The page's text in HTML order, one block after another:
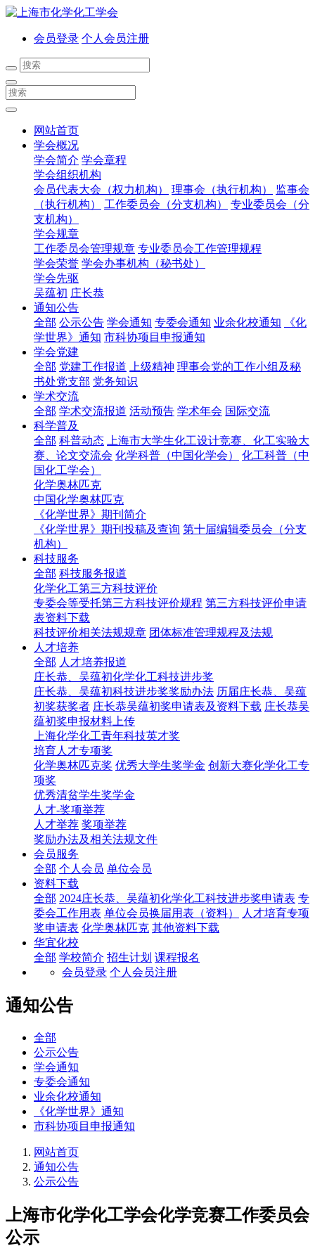
会员登录 个人会员注册
网站首页
学会概况
学会简介 学会章程
学会组织机构
会员代表大会（权力机构）
理事会（执行机构）
监事会
（执行机构）
工作委员会（分支机构）
专业委员会（分
支机构）
学会规章
工作委员会管理规章 专业委员会工作管理规程
学会荣誉 学会办事机构（秘书处）
学会先驱
吴蕴初 庄长恭
通知公告
全部 公示公告 学会通知 专委会通知 业余化校通知
《化
学世界》通知 市科协项目申报通知
学会党建
全部 党建工作报道 上级精神 理事会党的工作小组及秘
书处党支部 党务知识
学术交流
全部 学术交流报道 活动预告 学术年会 国际交流
科学普及
全部 科普动态
上海市大学生化工设计竞赛、化工实验大
赛、论文交流会 化学科普（中国化学会）
化工科普（中
国化工学会）
化学奥林匹克
中国化学奥林匹克
《化学世界》期刊简介
《化学世界》期刊投稿及查询 第十届编辑委员会（分支
机构）
科技服务
全部 科技服务报道
化学化工第三方科技评价
专委会等受托第三方科技评价规程 第三方科技评价申请
表资料下载
科技评价相关法规规章 团体标准管理规程及法规
人才培养
全部 人才培养报道
庄长恭、吴蕴初化学化工科技进步奖
庄长恭、吴蕴初科技进步奖奖励办法 历届庄长恭、吴蕴
初奖获奖者 庄长恭吴蕴初奖申请表及资料下载 庄长恭吴
蕴初奖申报材料上传
上海化学化工青年科技英才奖
培育人才专项奖
化学奥林匹克奖 优秀大学生奖学金 创新大赛化学化工专
项奖
优秀清贫学生奖学金
人才-奖项举荐
人才举荐 奖项举荐
奖励办法及相关法规文件
会员服务
全部 个人会员 单位会员
资料下载
全部 2024庄长恭、吴蕴初化学化工科技进步奖申请表 专
委会工作用表 单位会员换届用表（资料）
人才培育专项
奖申请表 化学奥林匹克 其他资料下载
华宜化校
全部 学校简介 招生计划 课程报名
会员登录 个人会员注册
通知公告
全部
公示公告
学会通知
专委会通知
业余化校通知
《化学世界》通知
市科协项目申报通知
网站首页
通知公告
公示公告
上海市化学化工学会化学竞赛工作委员会
公示